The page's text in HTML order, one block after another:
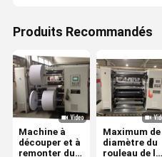
Produits Recommandés
Machine à
découper et à
remonter du
Maximum de
diamètre du
rouleau de la